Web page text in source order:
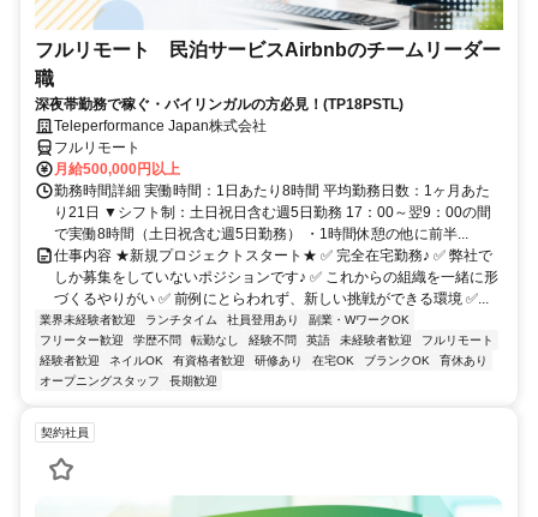
フルリモート 民泊サービスAirbnbのチームリーダー
職
深夜帯勤務で稼ぐ・バイリンガルの方必見！(TP18PSTL)
Teleperformance Japan株式会社
フルリモート
月給500,000円以上
勤務時間詳細 実働時間：1日あたり8時間 平均勤務日数：1ヶ月あた
り21日 ▼シフト制：土日祝日含む週5日勤務 17：00～翌9：00の間
で実働8時間（土日祝含む週5日勤務） ・1時間休憩の他に前半...
仕事内容 ★新規プロジェクトスタート★ ✅ 完全在宅勤務♪ ✅ 弊社で
しか募集をしていないポジションです♪ ✅ これからの組織を一緒に形
づくるやりがい ✅ 前例にとらわれず、新しい挑戦ができる環境 ✅...
業界未経験者歓迎 ランチタイム 社員登用あり
副業・WワークOK
フリーター歓迎
学歴不問 転勤なし 経験不問 英語 未経験者歓迎
フルリモート
経験者歓迎
ネイルOK 有資格者歓迎 研修あり 在宅OK ブランクOK
育休あり
オープニングスタッフ
長期歓迎
契約社員